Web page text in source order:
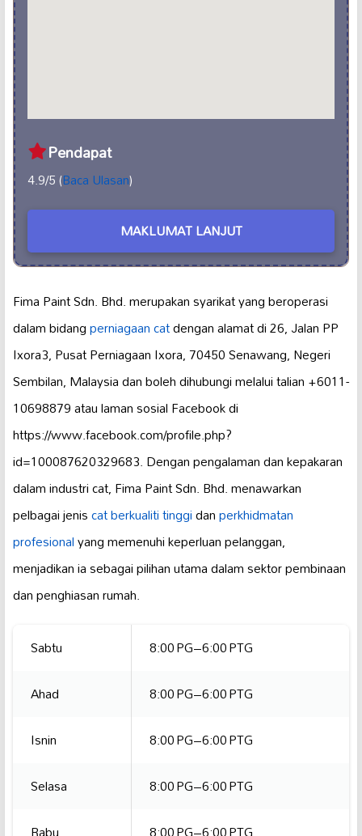
Pendapat
4.9/5 (Baca Ulasan)
MAKLUMAT LANJUT
Fima Paint Sdn. Bhd. merupakan syarikat yang beroperasi
dalam bidangperniagaan catdengan alamat di 26, Jalan PP
Ixora3, Pusat Perniagaan Ixora, 70450 Senawang, Negeri
Sembilan, Malaysia dan boleh dihubungi melalui talian +6011-
10698879 atau laman sosial Facebook di
https://www.facebook.com/profile.php?
id=100087620329683. Dengan pengalaman dan kepakaran
dalam industri cat, Fima Paint Sdn. Bhd. menawarkan
pelbagai jeniscat berkualiti tinggidanperkhidmatan
profesionalyang memenuhi keperluan pelanggan,
menjadikan ia sebagai pilihan utama dalam sektor pembinaan
dan penghiasan rumah.
Sabtu
8:00 PG–6:00 PTG
Ahad
8:00 PG–6:00 PTG
Isnin
8:00 PG–6:00 PTG
Selasa
8:00 PG–6:00 PTG